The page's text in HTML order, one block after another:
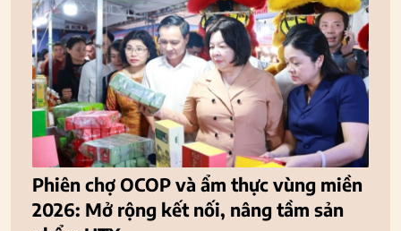
Phiên chợ OCOP và ẩm thực vùng miền
2026: Mở rộng kết nối, nâng tầm sản